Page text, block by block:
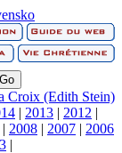
Croix (Edith Stein)
| 2013 | 2012 |
| 2008 | 2007 | 2006
|